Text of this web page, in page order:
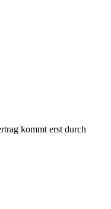
kommt erst durch